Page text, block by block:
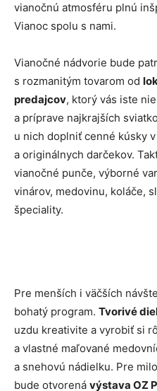
vianočnú atmosféru plnú
Vianoc spolu s nami.
Vianočné nádvorie bude
s rozmanitým tovarom od
predajcov, ktorý vás iste
a príprave najkrajších
u nich doplniť cenné kúsky
a originálnych darčekov.
vianočné punče, výborné
vinárov, medovinu, koláče,
špeciality.
Pre menších i väčších
bohatý program. Tvorivé
uzdu kreativite a vyrobiť si
a vlastné maľované
a snehovú nádielku. Pre
bude otvorená výstava OZ